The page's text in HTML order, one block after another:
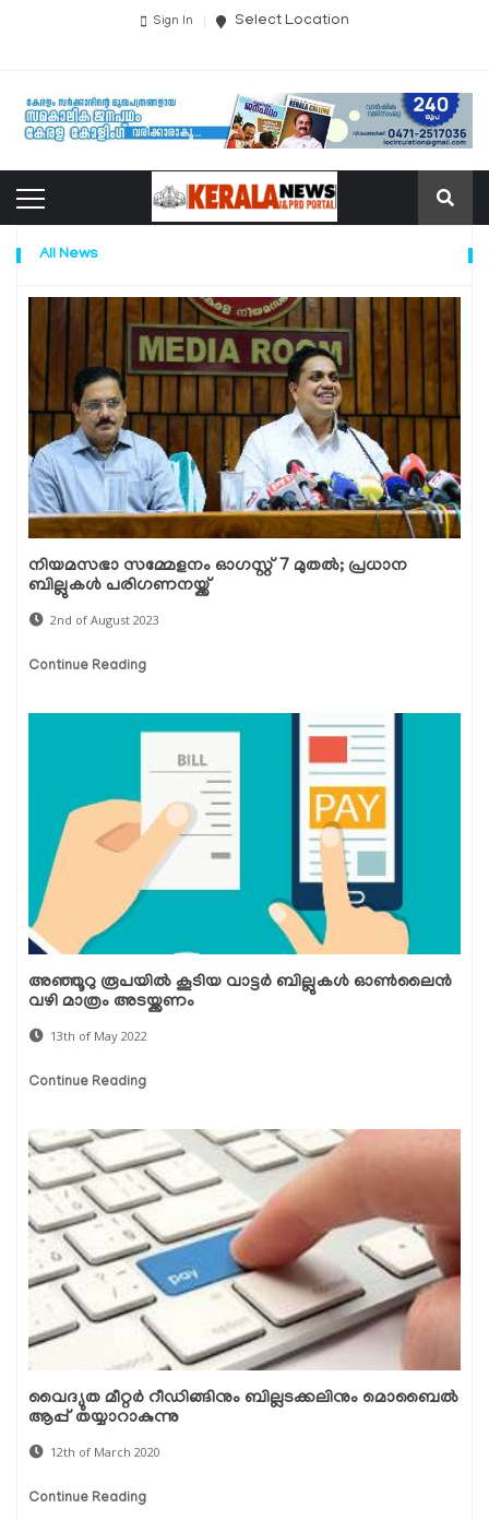
Sign In Select Location
All News
നിയമസഭാ സമ്മേളനം ഓഗസ്റ്റ് 7 മുതൽ; പ്രധാന
ബില്ലുകൾ പരിഗണനയ്ക്ക്
2nd of August 2023
Continue Reading
അഞ്ഞൂറു രൂപയിൽ കൂടിയ വാട്ടർ ബില്ലുകൾ ഓൺലൈൻ
വഴി മാത്രം അടയ്ക്കണം
13th of May 2022
Continue Reading
വൈദ്യുത മീറ്റര്‍ റീഡിങ്ങിനും ബില്ലടക്കലിനും മൊബൈല്‍
ആപ്പ് തയ്യാറാകുന്നു
12th of March 2020
Continue Reading